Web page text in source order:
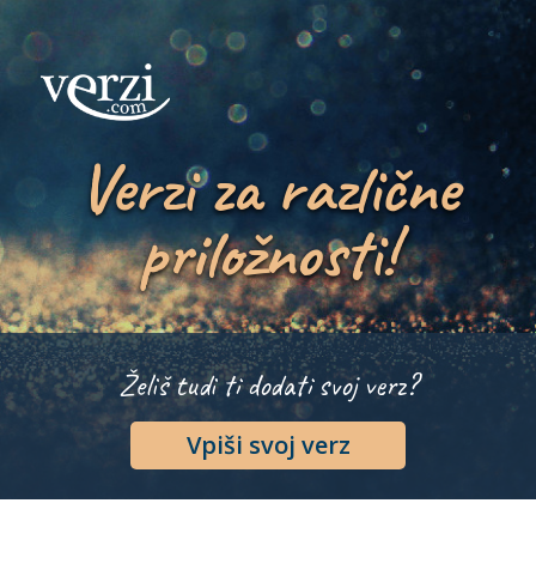
Verzi za različne
priložnosti!
Želiš tudi ti dodati svoj verz?
Vpiši svoj verz